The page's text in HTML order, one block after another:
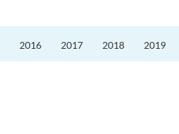
2016 2017 2018 2019